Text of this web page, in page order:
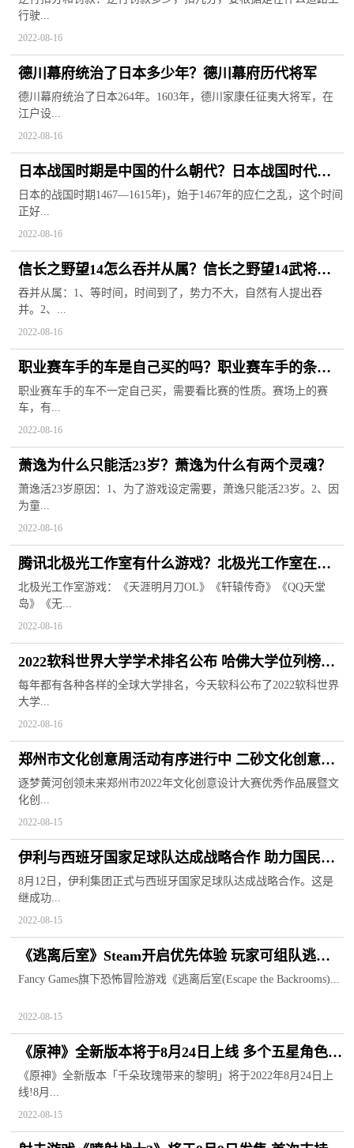
行驶...
2022-08-16
德川幕府统治了日本多少年？德川幕府历代将军
德川幕府统治了日本264年。1603年，德川家康任征夷大将军，在
江户设...
2022-08-16
日本战国时期是中国的什么朝代？日本战国时代是
怎么开始的？
日本的战国时期1467—1615年)，始于1467年的应仁之乱，这个时间
正好...
2022-08-16
信长之野望14怎么吞并从属？信长之野望14武将排
名
吞并从属：1、等时间，时间到了，势力不大，自然有人提出吞
并。2、...
2022-08-16
职业赛车手的车是自己买的吗？职业赛车手的条件
是什么？
职业赛车手的车不一定自己买，需要看比赛的性质。赛场上的赛
车，有...
2022-08-16
萧逸为什么只能活23岁？萧逸为什么有两个灵魂？
萧逸活23岁原因：1、为了游戏设定需要，萧逸只能活23岁。2、因
为童...
2022-08-16
腾讯北极光工作室有什么游戏？北极光工作室在哪
个城市？
北极光工作室游戏：《天涯明月刀OL》《轩辕传奇》《QQ天堂
岛》《无...
2022-08-16
2022软科世界大学学术排名公布 哈佛大学位列榜单
第一
每年都有各种各样的全球大学排名，今天软科公布了2022软科世界
大学...
2022-08-16
郑州市文化创意周活动有序进行中 二砂文化创意园
将于明日关闭
逐梦黄河创领未来郑州市2022年文化创意设计大赛优秀作品展暨文
化创...
2022-08-15
伊利与西班牙国家足球队达成战略合作 助力国民健
康生活方式
8月12日，伊利集团正式与西班牙国家足球队达成战略合作。这是
继成功...
2022-08-15
《逃离后室》Steam开启优先体验 玩家可组队逃出
异空间
Fancy Games旗下恐怖冒险游戏《逃离后室(Escape the Backrooms)...
2022-08-15
《原神》全新版本将于8月24日上线 多个五星角色迎
来返场
《原神》全新版本「千朵玫瑰带来的黎明」将于2022年8月24日上
线!8月...
2022-08-15